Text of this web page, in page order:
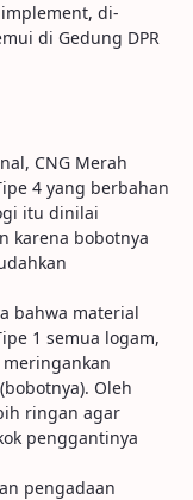
di-
di Gedung DPR
CNG Merah
4 yang berbahan
itu dinilai
karena bobotnya
bahwa material
1 semua logam,
Oleh
ringan agar
penggantinya
pengadaan